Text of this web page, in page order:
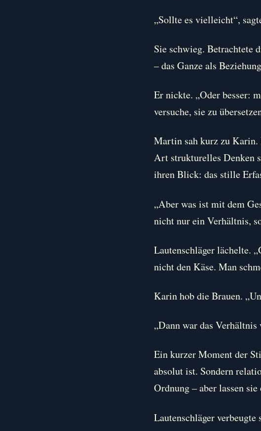
„Sollte es vielleicht“,
Sie schwieg. Betrachtete
– das Ganze als
Er nickte. „Oder besser:
versuche, sie zu
Martin sah kurz zu Karin.
Art strukturelles Denken
ihren Blick: das stille
„Aber was ist mit dem
nicht nur ein Verhältnis,
Lautenschläger lächelte.
nicht den Käse. Man
Karin hob die Brauen.
„Dann war das
Ein kurzer Moment der
absolut ist. Sondern
Ordnung – aber lassen sie
Lautenschläger